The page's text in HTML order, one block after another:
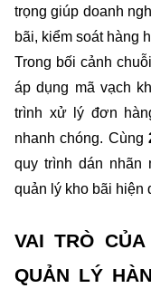
trọng giúp doanh
bãi, kiểm soát hàng
Trong bối cảnh
áp dụng mã vạch
trình xử lý đơn
nhanh chóng. Cùng
quy trình dán nhãn
quản lý kho bãi hiện
VAI TRÒ
QUẢN LÝ